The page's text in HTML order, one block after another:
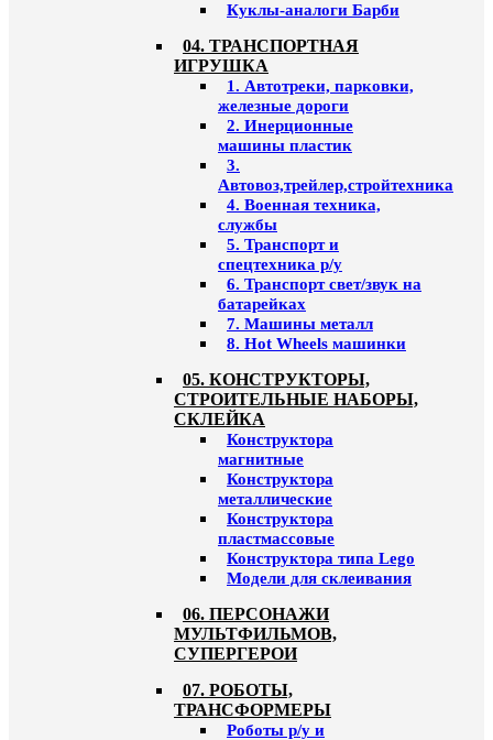
Куклы-аналоги Барби
04. ТРАНСПОРТНАЯ
ИГРУШКА
1. Автотреки, парковки,
железные дороги
2. Инерционные
машины пластик
3.
Автовоз,трейлер,стройтехника
4. Военная техника,
службы
5. Транспорт и
спецтехника р/у
6. Транспорт свет/звук на
батарейках
7. Машины металл
8. Hot Wheels машинки
05. КОНСТРУКТОРЫ,
СТРОИТЕЛЬНЫЕ НАБОРЫ,
СКЛЕЙКА
Конструктора
магнитные
Конструктора
металлические
Конструктора
пластмассовые
Конструктора типа Lego
Модели для склеивания
06. ПЕРСОНАЖИ
МУЛЬТФИЛЬМОВ,
СУПЕРГЕРОИ
07. РОБОТЫ,
ТРАНСФОРМЕРЫ
Роботы р/у и